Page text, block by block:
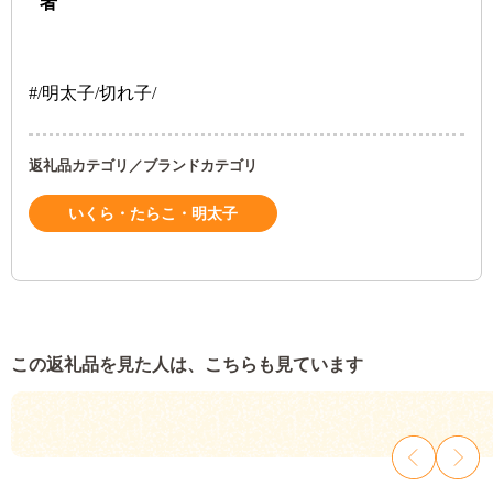
#/明太子/切れ子/
返礼品カテゴリ／ブランドカテゴリ
いくら・たらこ・明太子
この返礼品を見た人は、こちらも見ています